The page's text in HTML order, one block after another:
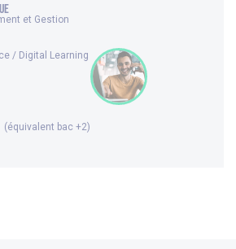
et Gestion
/ Digital Learning
(équivalent bac +2)